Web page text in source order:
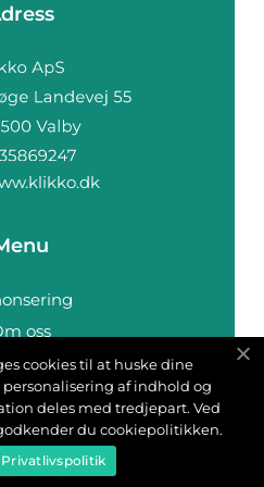
oss
oss
cookies til at huske dine
af indhold og
deles med tredjepart. Ved
du cookiepolitikken.
Privatlivspolitik